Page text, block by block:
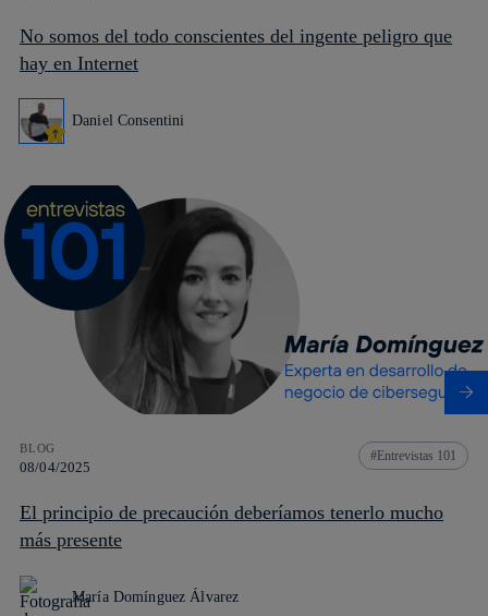
No somos del todo conscientes del ingente peligro que
hay en Internet
Daniel Consentini
BLOG
08/04/2025
Entrevistas 101
El principio de precaución deberíamos tenerlo mucho
más presente
María Domínguez Álvarez